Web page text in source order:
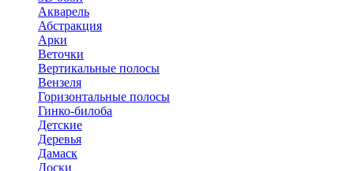
Акварель
Абстракция
Арки
Веточки
Вертикальные полосы
Вензеля
Горизонтальные полосы
Гинко-билоба
Детские
Деревья
Дамаск
Доски